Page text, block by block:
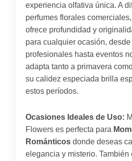
experiencia olfativa única. A
perfumes florales
ofrece profundidad y
para cualquier ocasión,
profesionales hasta eventos
adapta tanto a primavera
su calidez especiada brilla
estos períodos.
Ocasiones Ideales de Uso:
Flowers es perfecta para
Románticos donde deseas
elegancia y misterio. También